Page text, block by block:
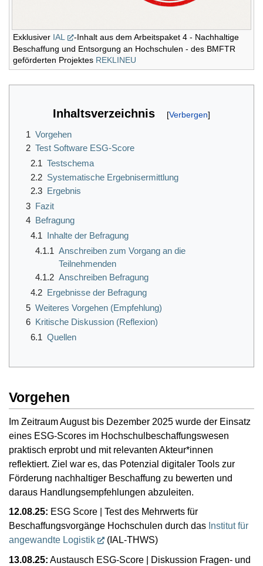
Exklusiver IAL
-Inhalt aus dem Arbeitspaket 4 - Nachhaltige
Beschaffung und Entsorgung an Hochschulen - des BMFTR
geförderten Projektes REKLINEU
Inhaltsverzeichnis
1 Vorgehen
2 Test Software ESG-Score
2.1 Testschema
2.2 Systematische Ergebnisermittlung
2.3 Ergebnis
3 Fazit
4 Befragung
4.1 Inhalte der Befragung
4.1.1 Anschreiben zum Vorgang an die
Teilnehmenden
4.1.2 Anschreiben Befragung
4.2 Ergebnisse der Befragung
5 Weiteres Vorgehen (Empfehlung)
6 Kritische Diskussion (Reflexion)
6.1 Quellen
Vorgehen
Im Zeitraum August bis Dezember 2025 wurde der Einsatz
eines ESG-Scores im Hochschulbeschaffungswesen
praktisch erprobt und mit relevanten Akteur*innen
reflektiert. Ziel war es, das Potenzial digitaler Tools zur
Förderung nachhaltiger Beschaffung zu bewerten und
daraus Handlungsempfehlungen abzuleiten.
12.08.25: ESG Score | Test des Mehrwerts für
Beschaffungsvorgänge Hochschulen durch das Institut für
angewandte Logistik
(IAL-THWS)
13.08.25: Austausch ESG-Score | Diskussion Fragen- und